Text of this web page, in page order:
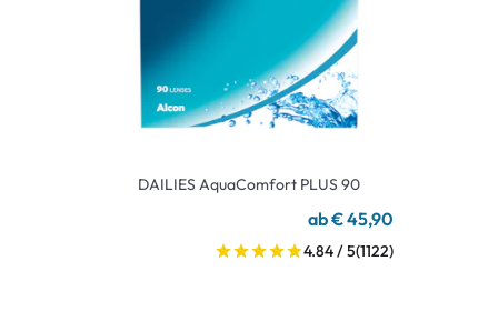
DAILIES AquaComfort PLUS 90
ab € 45,90
4.84 / 5(1122)